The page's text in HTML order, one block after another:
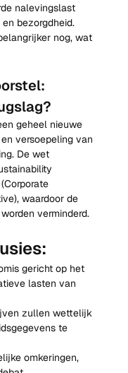
nalevingslast
bezorgdheid.
nog, wat
geheel nieuwe
versoepeling van
De wet
waardoor de
verminderd.
gericht op het
lasten van
zullen wettelijk
te
omkeringen,